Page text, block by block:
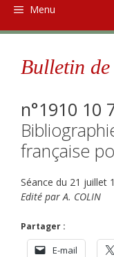
Menu
Bulletin
n°1910 10
française
Séance du 21 juillet
Edité par A. COLIN
Partager :
E-mail